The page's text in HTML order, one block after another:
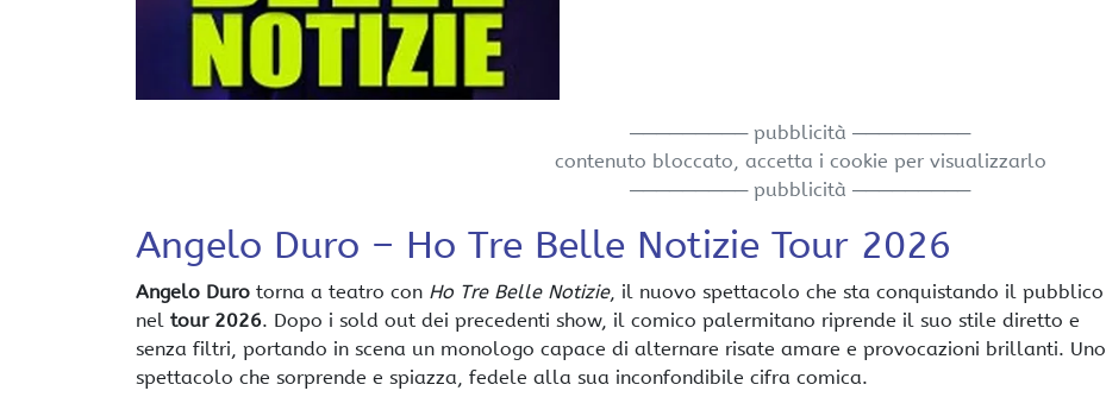
───────── pubblicità ─────────
contenuto bloccato, accetta i cookie per visualizzarlo
───────── pubblicità ─────────
Angelo Duro – Ho Tre Belle Notizie Tour 2026
Angelo Duro torna a teatro con Ho Tre Belle Notizie, il nuovo spettacolo che sta conquistando il pubblico
nel tour 2026. Dopo i sold out dei precedenti show, il comico palermitano riprende il suo stile diretto e
senza filtri, portando in scena un monologo capace di alternare risate amare e provocazioni brillanti. Uno
spettacolo che sorprende e spiazza, fedele alla sua inconfondibile cifra comica.